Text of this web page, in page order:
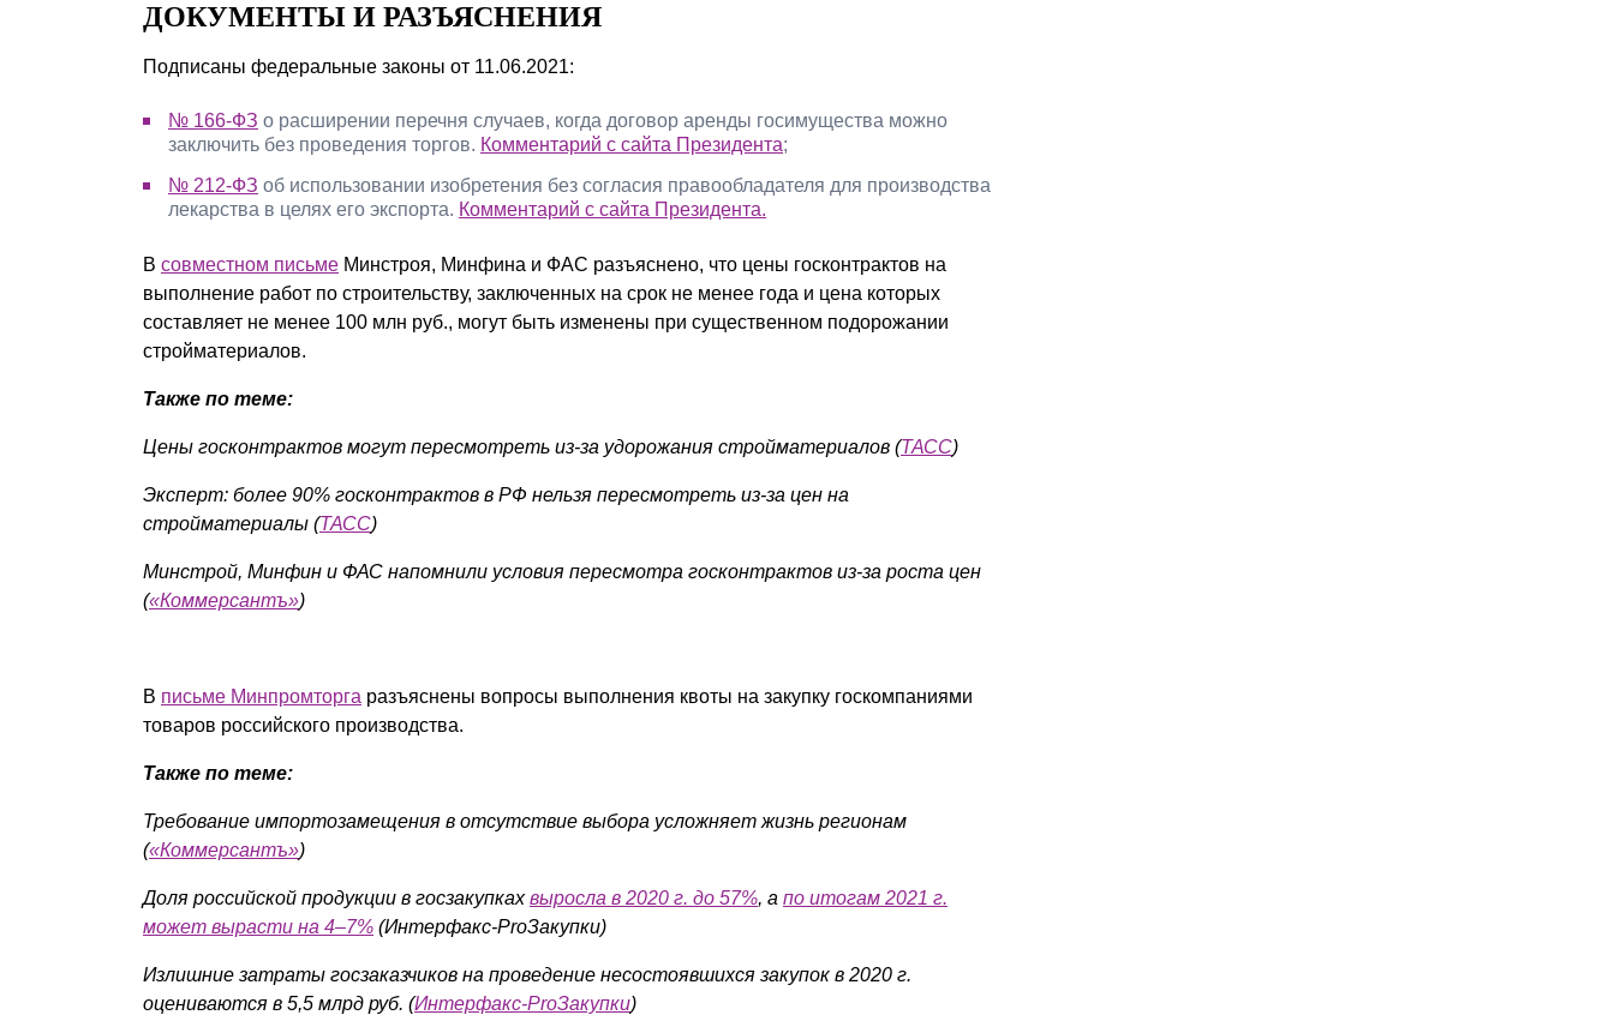
ДОКУМЕНТЫ И РАЗЪЯСНЕНИЯ
Подписаны федеральные законы от 11.06.2021:
№ 166-ФЗ о расширении перечня случаев, когда договор аренды госимущества можно
заключить без проведения торгов. Комментарий с сайта Президента;
№ 212-ФЗ об использовании изобретения без согласия правообладателя для производства
лекарства в целях его экспорта. Комментарий с сайта Президента.
В совместном письме Минстроя, Минфина и ФАС разъяснено, что цены госконтрактов на
выполнение работ по строительству, заключенных на срок не менее года и цена которых
составляет не менее 100 млн руб., могут быть изменены при существенном подорожании
стройматериалов.
Также по теме:
Цены госконтрактов могут пересмотреть из-за удорожания стройматериалов (ТАСС)
Эксперт: более 90% госконтрактов в РФ нельзя пересмотреть из-за цен на
стройматериалы (ТАСС)
Минстрой, Минфин и ФАС напомнили условия пересмотра госконтрактов из-за роста цен
(«Коммерсантъ»)
В письме Минпромторга разъяснены вопросы выполнения квоты на закупку госкомпаниями
товаров российского производства.
Также по теме:
Требование импортозамещения в отсутствие выбора усложняет жизнь регионам
(«Коммерсантъ»)
Доля российской продукции в госзакупкахвыросла в 2020 г. до 57%, а по итогам 2021 г.
может вырасти на 4–7% (Интерфакс-ProЗакупки)
Излишние затраты госзаказчиков на проведение несостоявшихся закупок в 2020 г.
оцениваются в 5,5 млрд руб. (Интерфакс-ProЗакупки)